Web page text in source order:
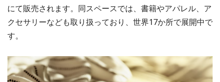
にて販売されます。同スペースでは、書籍やアパレル、ア
クセサリーなども取り扱っており、世界17か所で展開中で
す。